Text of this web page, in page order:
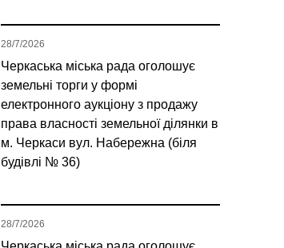
Черкаська міська рада оголошує
земельні торги у формі
електронного аукціону з продажу
права власності земельної ділянки в
м. Черкаси вул. Набережна (біля
будівлі № 36)
28/7/2026
28/7/2026